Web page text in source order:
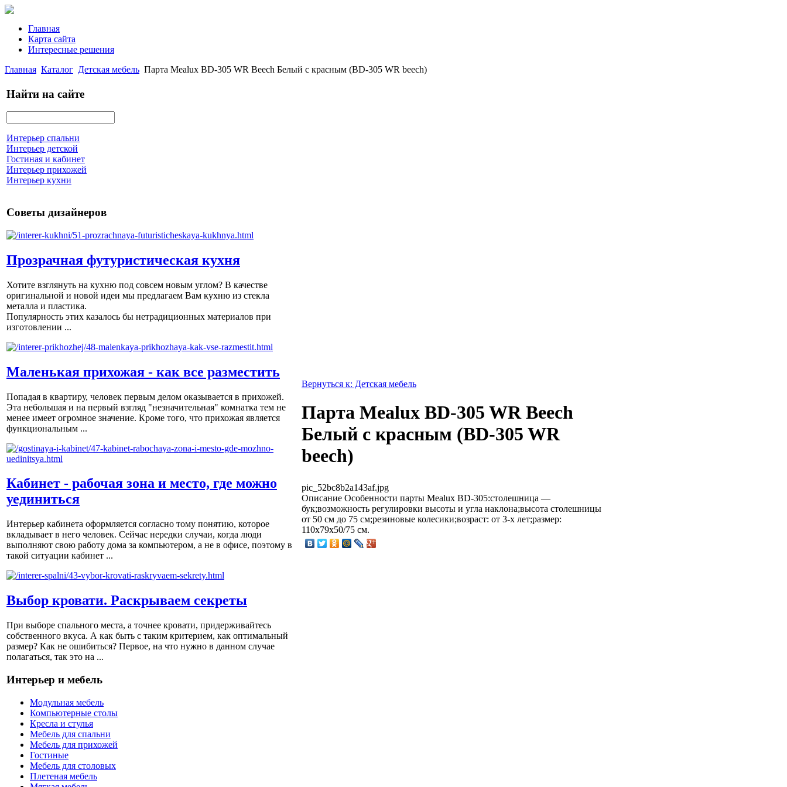
Главная
Карта сайта
Интересные решения
Главная Каталог Детская мебель Парта Mealux BD-305 WR Beech Белый с красным (BD-305 WR beech)
Найти на сайте
Интерьер спальни
Интерьер детской
Гостиная и кабинет
Интерьер прихожей
Интерьер кухни
Советы дизайнеров
Прозрачная футуристическая кухня
Хотите взглянуть на кухню под совсем новым углом? В качестве
оригинальной и новой идеи мы предлагаем Вам кухню из стекла
металла и пластика.
Популярность этих казалось бы нетрадиционных материалов при
изготовлении ...
Маленькая прихожая - как все разместить
Попадая в квартиру, человек первым делом оказывается в прихожей.
Эта небольшая и на первый взгляд "незначительная" комнатка тем не
менее имеет огромное значение. Кроме того, что прихожая является
функциональным ...
Кабинет - рабочая зона и место, где можно
уединиться
Интерьер кабинета оформляется согласно тому понятию, которое
вкладывает в него человек. Сейчас нередки случаи, когда люди
выполняют свою работу дома за компьютером, а не в офисе, поэтому в
такой ситуации кабинет ...
Выбор кровати. Раскрываем секреты
При выборе спального места, а точнее кровати, придерживайтесь
собственного вкуса. А как быть с таким критерием, как оптимальный
размер? Как не ошибиться? Первое, на что нужно в данном случае
полагаться, так это на ...
Интерьер и мебель
Модульная мебель
Компьютерные столы
Кресла и стулья
Мебель для спальни
Мебель для прихожей
Гостиные
Мебель для столовых
Плетеная мебель
Вернуться к: Детская мебель
Парта Mealux BD-305 WR Beech
Белый с красным (BD-305 WR
beech)
pic_52bc8b2a143af.jpg
Описание Особенности парты Mealux BD-305:столешница —
бук;возможность регулировки высоты и угла наклона;высота столешницы
от 50 см до 75 см;резиновые колесики;возраст: от 3-х лет;размер:
110х79х50/75 см.